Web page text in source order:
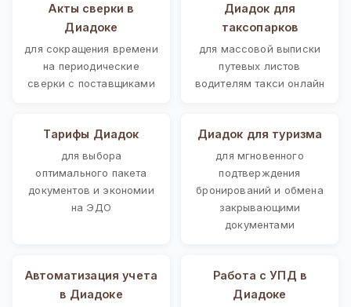
Акты сверки в
Диадоке
для сокращения времени
на периодические
сверки с поставщиками
Диадок для
таксопарков
для массовой выписки
путевых листов
водителям такси онлайн
Тарифы Диадок
для выбора
оптимального пакета
документов и экономии
на ЭДО
Диадок для туризма
для мгновенного
подтверждения
бронирований и обмена
закрывающими
документами
Автоматизация учета
в Диадоке
Работа с УПД в
Диадоке